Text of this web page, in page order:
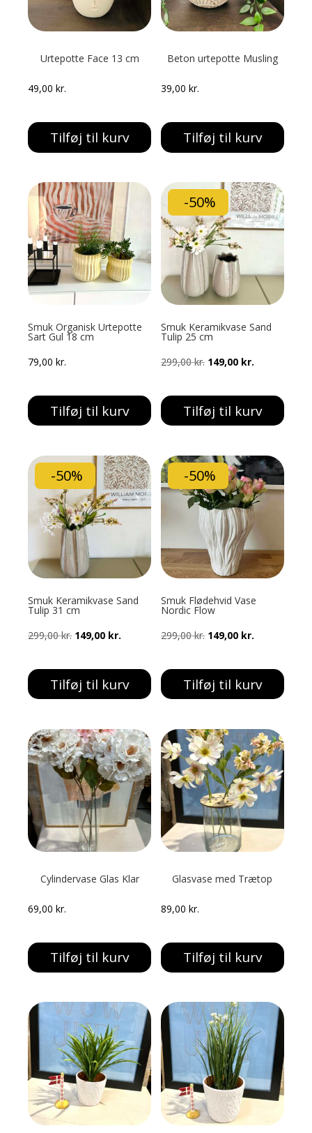
Urtepotte Face 13 cm
49,00kr.
Tilføj til kurv
Beton urtepotte Musling
39,00kr.
Tilføj til kurv
Smuk Organisk Urtepotte
Sart Gul 18 cm
79,00kr.
Tilføj til kurv
-50%
Smuk Keramikvase Sand
Tulip 25 cm
299,00kr. Den
pris
var:
149,00 kr.
pris
er:
Tilføj til kurv
-50%
Smuk Keramikvase Sand
Tulip 31 cm
299,00kr. Den
pris
var:
149,00 kr.
pris
er:
Tilføj til kurv
-50%
Smuk Flødehvid Vase
Nordic Flow
299,00kr. Den
pris
var:
149,00 kr.
pris
er:
Tilføj til kurv
Cylindervase Glas Klar
69,00kr.
Tilføj til kurv
Glasvase med Trætop
89,00kr.
Tilføj til kurv